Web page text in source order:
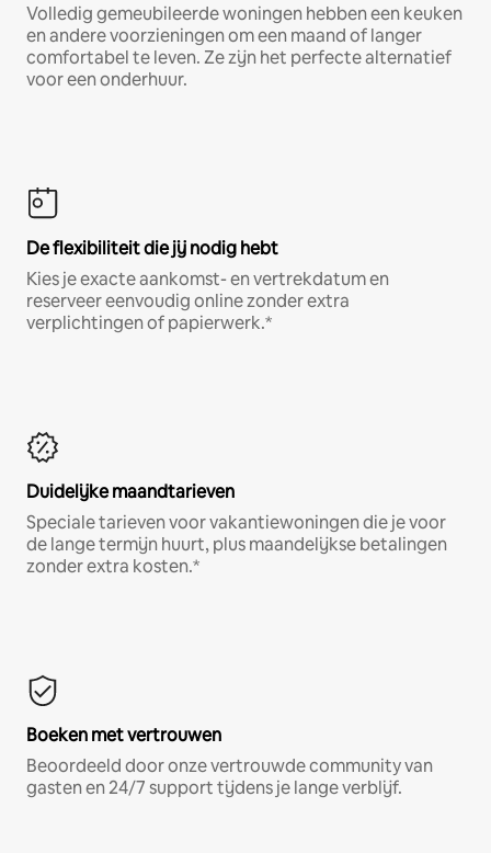
Volledig gemeubileerde woningen hebben een keuken
en andere voorzieningen om een maand of langer
comfortabel te leven. Ze zijn het perfecte alternatief
voor een onderhuur.
De flexibiliteit die jij nodig hebt
Kies je exacte aankomst- en vertrekdatum en
reserveer eenvoudig online zonder extra
verplichtingen of papierwerk.*
Duidelijke maandtarieven
Speciale tarieven voor vakantiewoningen die je voor
de lange termijn huurt, plus maandelijkse betalingen
zonder extra kosten.*
Boeken met vertrouwen
Beoordeeld door onze vertrouwde community van
gasten en 24/7 support tijdens je lange verblijf.